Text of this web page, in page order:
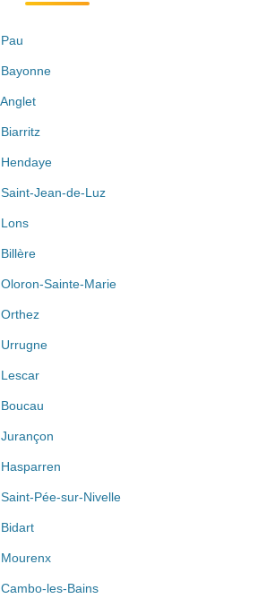
Jean-de-Luz
Sainte-Marie
Pée-sur-Nivelle
les-Bains